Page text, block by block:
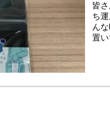
皆
ち
ん
置